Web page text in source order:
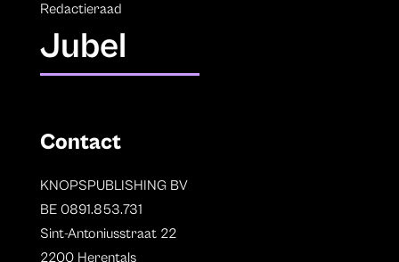
Redactieraad
Jubel
Contact
KNOPSPUBLISHING BV
BE 0891.853.731
Sint-Antoniusstraat 22
2200 Herentals